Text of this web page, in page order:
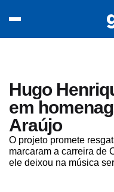
Hugo
em
Araújo
O projeto promete
marcaram a carreira de
ele deixou na música
acontece agora
entretenimento
vídeos
pod020